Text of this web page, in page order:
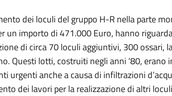
dei loculi del gruppo H-R nella parte
un importo di 471.000 Euro, hanno
di circa 70 loculi aggiuntivi, 300 ossari,
Questi lotti, costruiti negli anni ‘80, erano
urgenti anche a causa di infiltrazioni
dei lavori per la realizzazione dialtri